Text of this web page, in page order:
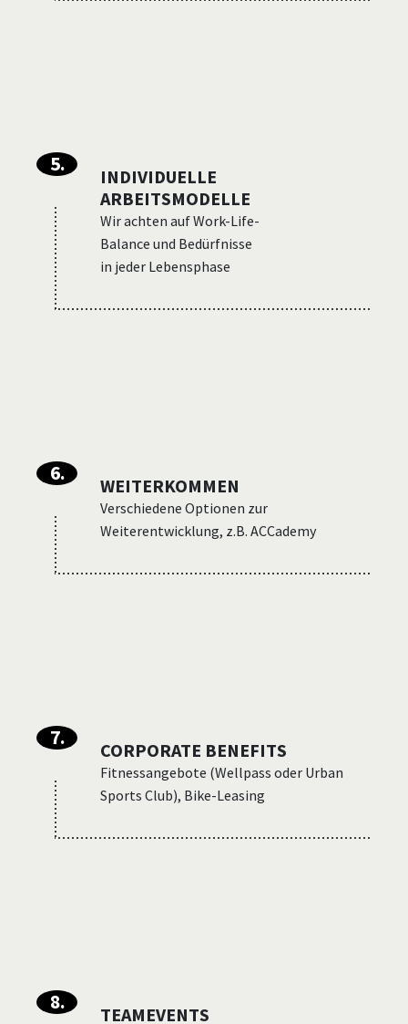
5.
INDIVIDUELLE
ARBEITSMODELLE
Wir achten auf Work-Life-
Balance und Bedürfnisse
in jeder Lebensphase
6.
WEITERKOMMEN
Verschiedene Optionen zur
Weiterentwicklung, z.B. ACCademy
7.
CORPORATE BENEFITS
Fitnessangebote (Wellpass oder Urban
Sports Club), Bike-Leasing
8.
TEAMEVENTS